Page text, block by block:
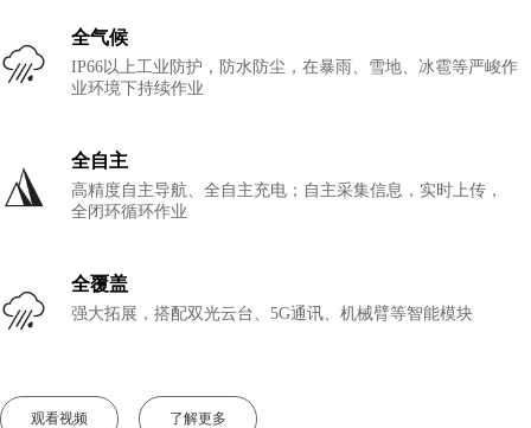
全气候
IP66以上工业防护，防水防尘，在暴雨、雪地、冰雹等严峻作
业环境下持续作业
全自主
高精度自主导航、全自主充电；自主采集信息，实时上传，
全闭环循环作业
全覆盖
强大拓展，搭配双光云台、5G通讯、机械臂等智能模块
观看视频 了解更多